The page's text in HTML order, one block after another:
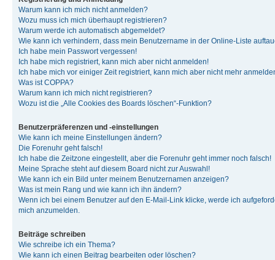
Warum kann ich mich nicht anmelden?
Wozu muss ich mich überhaupt registrieren?
Warum werde ich automatisch abgemeldet?
Wie kann ich verhindern, dass mein Benutzername in der Online-Liste
Ich habe mein Passwort vergessen!
Ich habe mich registriert, kann mich aber nicht anmelden!
Ich habe mich vor einiger Zeit registriert, kann mich aber nicht mehr
Was ist COPPA?
Warum kann ich mich nicht registrieren?
Wozu ist die „Alle Cookies des Boards löschen“-Funktion?
Benutzerpräferenzen und -einstellungen
Wie kann ich meine Einstellungen ändern?
Die Forenuhr geht falsch!
Ich habe die Zeitzone eingestellt, aber die Forenuhr geht immer noch falsch!
Meine Sprache steht auf diesem Board nicht zur Auswahl!
Wie kann ich ein Bild unter meinem Benutzernamen anzeigen?
Was ist mein Rang und wie kann ich ihn ändern?
Wenn ich bei einem Benutzer auf den E-Mail-Link klicke, werde ich
mich anzumelden.
Beiträge schreiben
Wie schreibe ich ein Thema?
Wie kann ich einen Beitrag bearbeiten oder löschen?